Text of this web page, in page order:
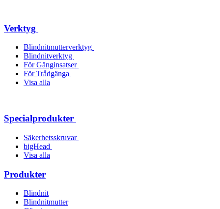
Verktyg
Blindnitmutterverktyg
Blindnitverktyg
För Gänginsatser
För Trådgänga
Visa alla
Specialprodukter
Säkerhetsskruvar
bigHead
Visa alla
Produkter
Blindnit
Blindnitmutter